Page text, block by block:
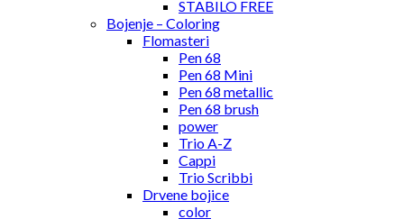
STABILO FREE
Bojenje – Coloring
Flomasteri
Pen 68
Pen 68 Mini
Pen 68 metallic
Pen 68 brush
power
Trio A-Z
Cappi
Trio Scribbi
Drvene bojice
color